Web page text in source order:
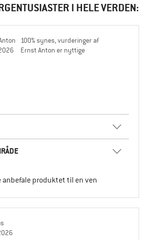
I HELE VERDEN:
100% synes, vurderinger af
Ernst Anton er nyttige
anbefale produktet til en ven